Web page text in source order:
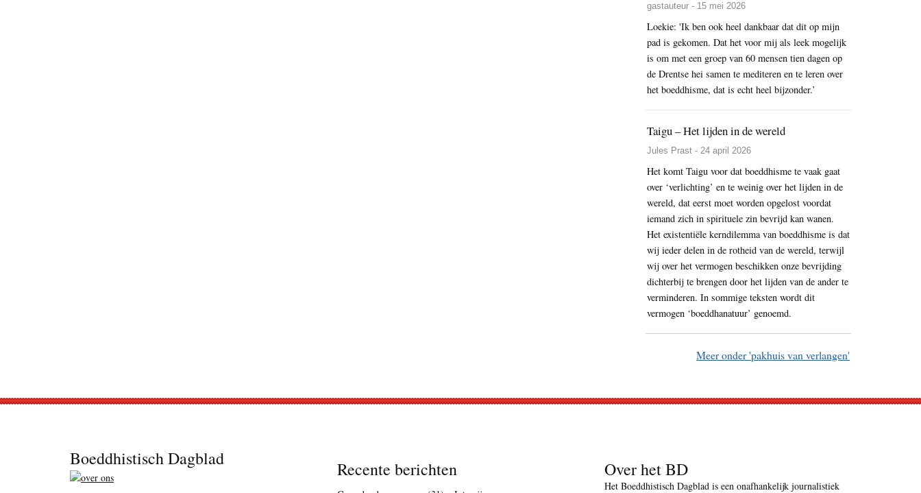
gastauteur - 15 mei 2026
Loekie: 'Ik ben ook heel dankbaar dat dit op mijn
pad is gekomen. Dat het voor mij als leek mogelijk
is om met een groep van 60 mensen tien dagen op
de Drentse hei samen te mediteren en te leren over
het boeddhisme, dat is echt heel bijzonder.’
Taigu – Het lijden in de wereld
Jules Prast - 24 april 2026
Het komt Taigu voor dat boeddhisme te vaak gaat
over ‘verlichting’ en te weinig over het lijden in de
wereld, dat eerst moet worden opgelost voordat
iemand zich in spirituele zin bevrijd kan wanen.
Het existentiële kerndilemma van boeddhisme is dat
wij ieder delen in de rotheid van de wereld, terwijl
wij over het vermogen beschikken onze bevrijding
dichterbij te brengen door het lijden van de ander te
verminderen. In sommige teksten wordt dit
vermogen ‘boeddhanatuur’ genoemd.
Meer onder 'pakhuis van verlangen'
Boeddhistisch Dagblad Recente berichten Over het BD
Het Boeddhistisch Dagblad is een onafhankelijk journalistiek